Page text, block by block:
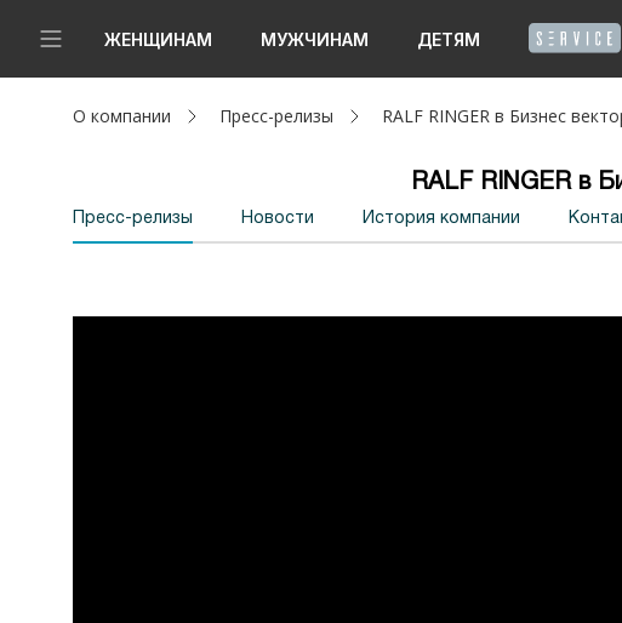
ЖЕНЩИНАМ МУЖЧИНАМ ДЕТЯМ
Новинки
Мужчинам
О компании Пресс-релизы RALF RINGER в Бизнес
RALF RINGER в
Пресс-релизы Новости История компании